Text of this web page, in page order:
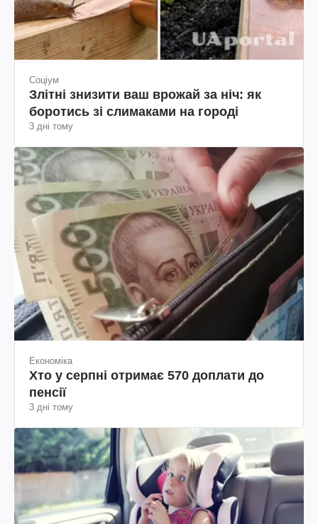
Соціум
Злітні знизити ваш врожай за ніч: як
боротись зі слимаками на городі
3 дні тому
Економіка
Хто у серпні отримає 570 доплати до
пенсії
3 дні тому